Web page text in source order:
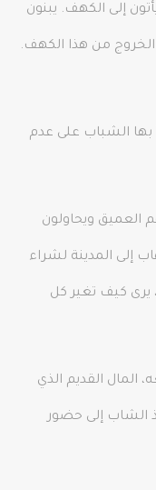
إلى الكهف. يبنون
من هذا الكهف.
بها الشباب على عدم
ويحاولون
إلى المدينة لشراء
يرى كيف تغير كل
المال القديم الذي
الشاب إلى حضور